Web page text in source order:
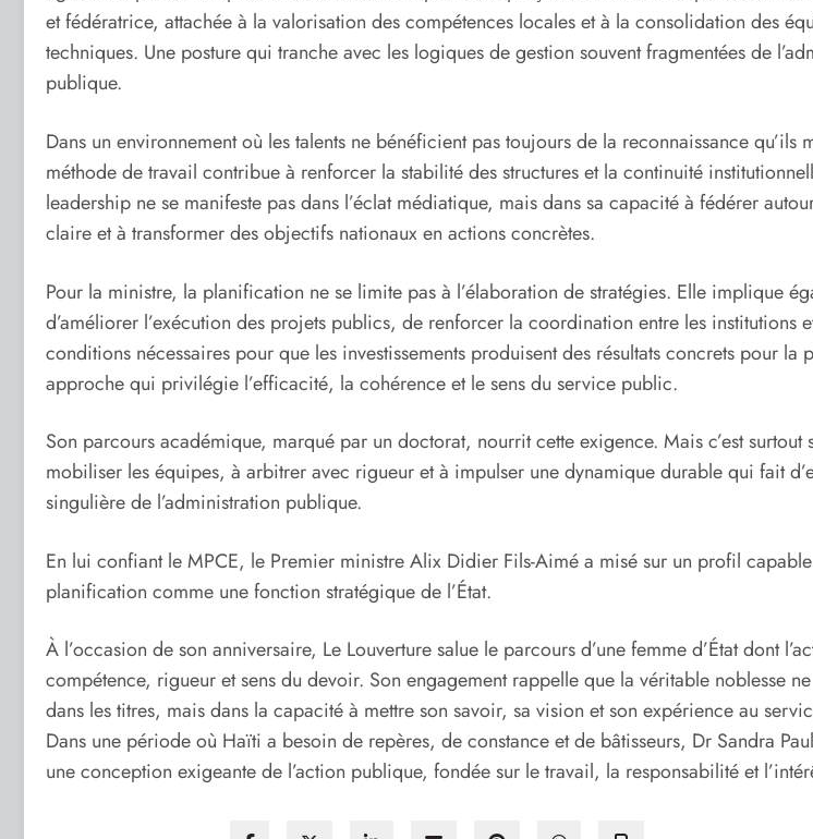
et fédératrice, attachée à la valorisation des compétences locales et à la consolidation des
techniques. Une posture qui tranche avec les logiques de gestion souvent fragmentées de
publique.
Dans un environnement où les talents ne bénéficient pas toujours de la reconnaissance qu’ils
méthode de travail contribue à renforcer la stabilité des structures et la continuité
leadership ne se manifeste pas dans l’éclat médiatique, mais dans sa capacité à fédérer
claire et à transformer des objectifs nationaux en actions concrètes.
Pour la ministre, la planification ne se limite pas à l’élaboration de stratégies. Elle implique
d’améliorer l’exécution des projets publics, de renforcer la coordination entre les institutions
conditions nécessaires pour que les investissements produisent des résultats concrets pour la
approche qui privilégie l’efficacité, la cohérence et le sens du service public.
Son parcours académique, marqué par un doctorat, nourrit cette exigence. Mais c’est surtout
mobiliser les équipes, à arbitrer avec rigueur et à impulser une dynamique durable qui fait
singulière de l’administration publique.
En lui confiant le MPCE, le Premier ministre Alix Didier Fils-Aimé a misé sur un profil
planification comme une fonction stratégique de l’État.
À l’occasion de son anniversaire, Le Louverture salue le parcours d’une femme d’État dont
compétence, rigueur et sens du devoir. Son engagement rappelle que la véritable noblesse
dans les titres, mais dans la capacité à mettre son savoir, sa vision et son expérience au
Dans une période où Haïti a besoin de repères, de constance et de bâtisseurs, Dr Sandra
une conception exigeante de l’action publique, fondée sur le travail, la responsabilité et